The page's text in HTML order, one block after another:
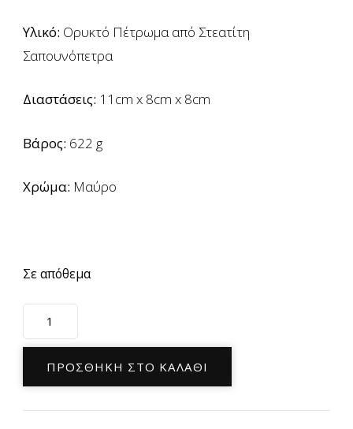
Υλικό: Ορυκτό Πέτρωμα από Στεατίτη
Σαπουνόπετρα
Διαστάσεις: 11cm x 8cm x 8cm
Βάρος: 622 g
Χρώμα: Μαύρο
Σε απόθεμα
Αρωματικός
Καυστήρας
αιθέριων
ελαίων
από
ΠΡΟΣΘΉΚΗ ΣΤΟ ΚΑΛΆΘΙ